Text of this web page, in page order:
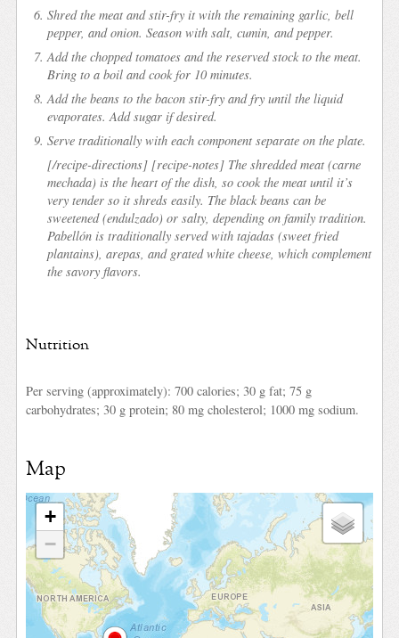
Shred the meat and stir-fry it with the remaining garlic, bell
pepper, and onion. Season with salt, cumin, and pepper.
Add the chopped tomatoes and the reserved stock to the meat.
Bring to a boil and cook for 10 minutes.
Add the beans to the bacon stir-fry and fry until the liquid
evaporates. Add sugar if desired.
Serve traditionally with each component separate on the plate.
[/recipe-directions] [recipe-notes] The shredded meat (carne
mechada) is the heart of the dish, so cook the meat until it’s
very tender so it shreds easily. The black beans can be
sweetened (endulzado) or salty, depending on family tradition.
Pabellón is traditionally served with tajadas(sweet fried
plantains), arepas, and grated white cheese, which complement
the savory flavors.
Nutrition
Per serving (approximately): 700 calories; 30 g fat; 75 g
carbohydrates; 30 g protein; 80 mg cholesterol; 1000 mg sodium.
Map